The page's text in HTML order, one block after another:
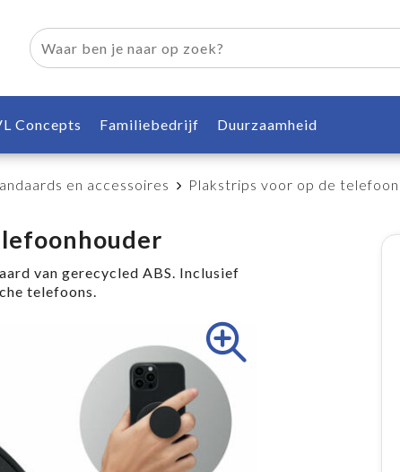
Concepts Familiebedrijf Duurzaamheid
en accessoires Plakstrips voor op de telefoon
van gerecycled ABS. Inclusief
telefoons.